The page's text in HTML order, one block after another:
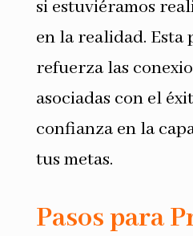
si estuviéramos
en la realidad. Esta
refuerza las
asociadas con el
confianza en la
tus metas.
Pasos para